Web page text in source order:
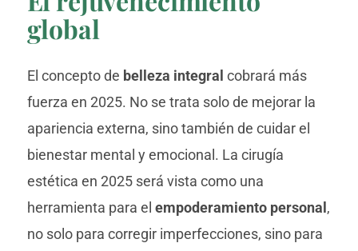
global
El concepto de belleza integral cobrará más
fuerza en 2025. No se trata solo de mejorar la
apariencia externa, sino también de cuidar el
bienestar mental y emocional. La cirugía
estética en 2025 será vista como una
herramienta para el empoderamiento personal ,
no solo para corregir imperfecciones, sino para